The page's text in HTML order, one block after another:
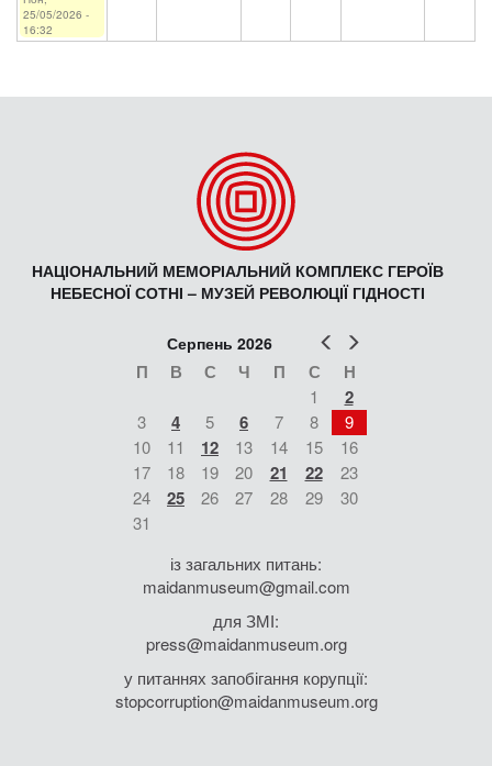
25/05/2026 -
16:32
НАЦІОНАЛЬНИЙ МЕМОРІАЛЬНИЙ КОМПЛЕКС ГЕРОЇВ
НЕБЕСНОЇ СОТНІ – МУЗЕЙ РЕВОЛЮЦІЇ ГІДНОСТІ
Попер
Серпень 2026
П В С Ч П С Н
1 2
3 4 5 6 7 8
9
10
11 12 13 14 15
16
17
18 19 20 21 22
23
24
25 26 27 28 29
30
31
із загальних питань:
maidanmuseum@gmail.com
для ЗМІ:
press@maidanmuseum.org
у питаннях запобігання корупції:
stopcorruption@maidanmuseum.org